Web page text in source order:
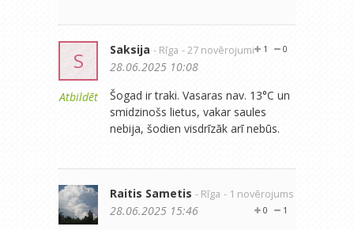
S
Atbildēt
Saksija - Rīga - 27 novērojumi 0
1
28.06.2025 10:08
Šogad ir traki. Vasaras nav. 13°C un
smidzinošs lietus, vakar saules
nebija, šodien visdrīzāk arī nebūs.
Raitis Sametis - Rīga - 1 novērojums
1
0
28.06.2025 15:46